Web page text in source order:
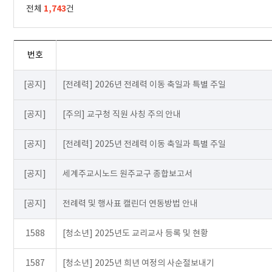
전체 1,743건
번호
[공지] [전례력] 2026년 전례력 이동 축일과 특별 주일
[공지] [주의] 교구청 직원 사칭 주의 안내
[공지] [전례력] 2025년 전례력 이동 축일과 특별 주일
[공지] 세계주교시노드 원주교구 종합보고서
[공지] 전례력 및 행사표 캘린더 연동방법 안내
1588 [청소년] 2025년도 교리교사 등록 및 현황
1587 [청소년] 2025년 희년 여정의 사순절보내기